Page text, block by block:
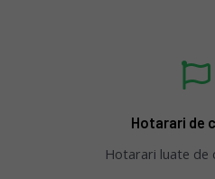
Hotarari de
Hotarari luate de